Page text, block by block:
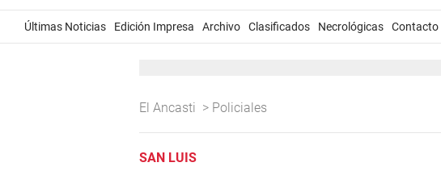
Últimas Noticias Edición Impresa Archivo Clasificados Necrológicas Contacto
El Ancasti > Policiales
SAN LUIS